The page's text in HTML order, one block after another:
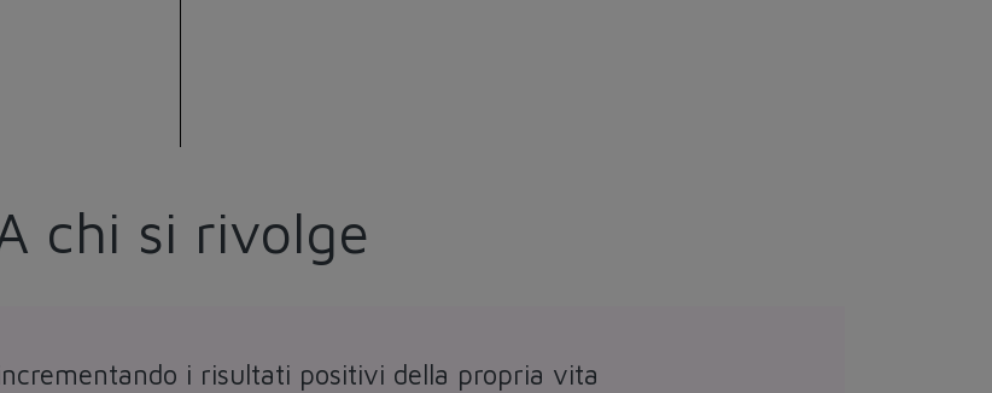
chi si rivolge
i risultati positivi della propria vita